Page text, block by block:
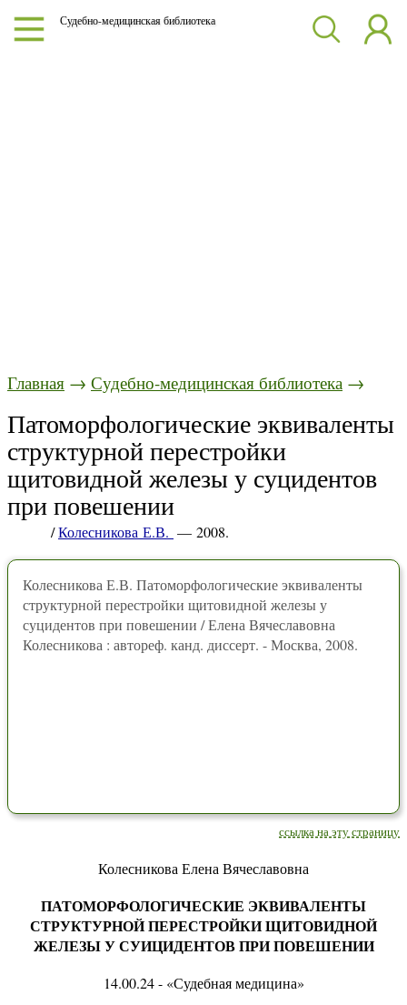
Судебно-медицинская библиотека
Главная → Судебно-медицинская библиотека →
Патоморфологические эквиваленты
структурной перестройки
щитовидной железы у суцидентов
при повешении
/Колесникова Е.В. — 2008.
Колесникова Е.В. Патоморфологические эквиваленты
структурной перестройки щитовидной железы у
суцидентов при повешении / Елена Вячеславовна
Колесникова : автореф. канд. диссерт. - Москва, 2008.
ссылка на эту страницу
Колесникова Елена Вячеславовна
ПАТОМОРФОЛОГИЧЕСКИЕ ЭКВИВАЛЕНТЫ
СТРУКТУРНОЙ ПЕРЕСТРОЙКИ ЩИТОВИДНОЙ
ЖЕЛЕЗЫ У СУИЦИДЕНТОВ ПРИ ПОВЕШЕНИИ
14.00.24 - «Судебная медицина»